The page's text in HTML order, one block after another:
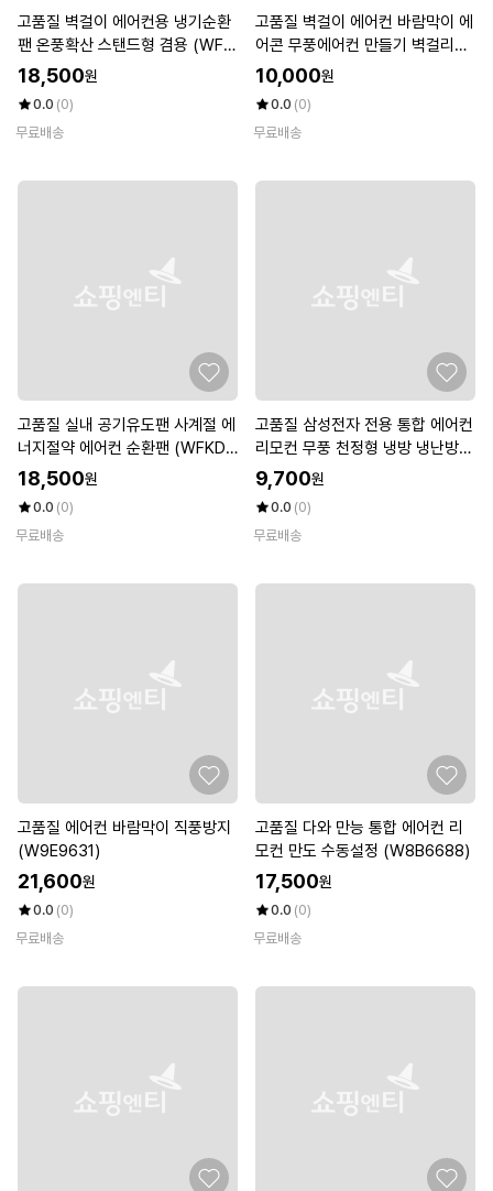
고품질 벽걸이 에어컨용 냉기순환
팬 온풍확산 스탠드형 겸용 (WFK
DZP4)
18,500원
0.0 (0)
무료배송
고품질 벽걸이 에어컨 바람막이 에
어콘 무풍에어컨 만들기 벽걸리에
어컨커버 (WC67061)
10,000원
0.0 (0)
무료배송
고품질 실내 공기유도팬 사계절 에
너지절약 에어컨 순환팬 (WFKDZ
P6)
18,500원
0.0 (0)
무료배송
고품질 삼성전자 전용 통합 에어컨
리모컨 무풍 천정형 냉방 냉난방
전용 (W6BDADF)
9,700원
0.0 (0)
무료배송
고품질 에어컨 바람막이 직풍방지
(W9E9631)
21,600원
0.0 (0)
무료배송
고품질 다와 만능 통합 에어컨 리
모컨 만도 수동설정 (W8B6688)
17,500원
0.0 (0)
무료배송